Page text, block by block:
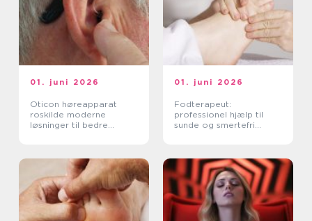
01. juni 2026
Oticon høreapparat
roskilde moderne
løsninger til bedre
01. juni 2026
Fodterapeut:
professionel hjælp til
sunde og smertefri